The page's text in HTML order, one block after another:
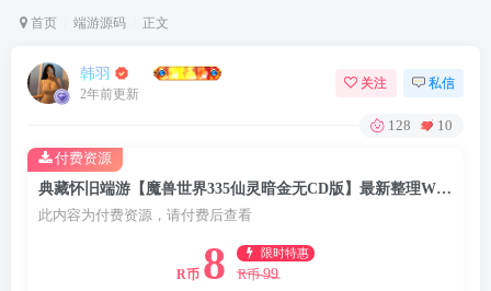
首页 端游源码 正文
韩羽
2年前更新
关注 私信
128 10
典藏怀旧端游【魔兽世界335仙灵暗金无CD版】最新整理Win一键服务端+PC客户端+网页注册+GM指令教程+详细搭建教程
此内容为付费资源，请付费后查看
R币 8 限时特惠
R币 99
付费资源